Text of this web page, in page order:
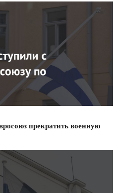
прекратить военную